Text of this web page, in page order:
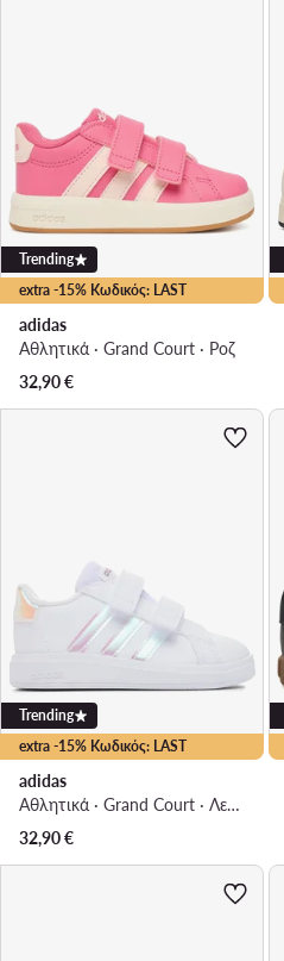
extra -15% Κωδικός: LAST
Trending
adidas
Αθλητικά · Grand Court · Ροζ
32,90€
extra -15% Κωδικός: LAST
Trending
adidas
Αθλητικά · Grand Court · Λευκό
32,90€